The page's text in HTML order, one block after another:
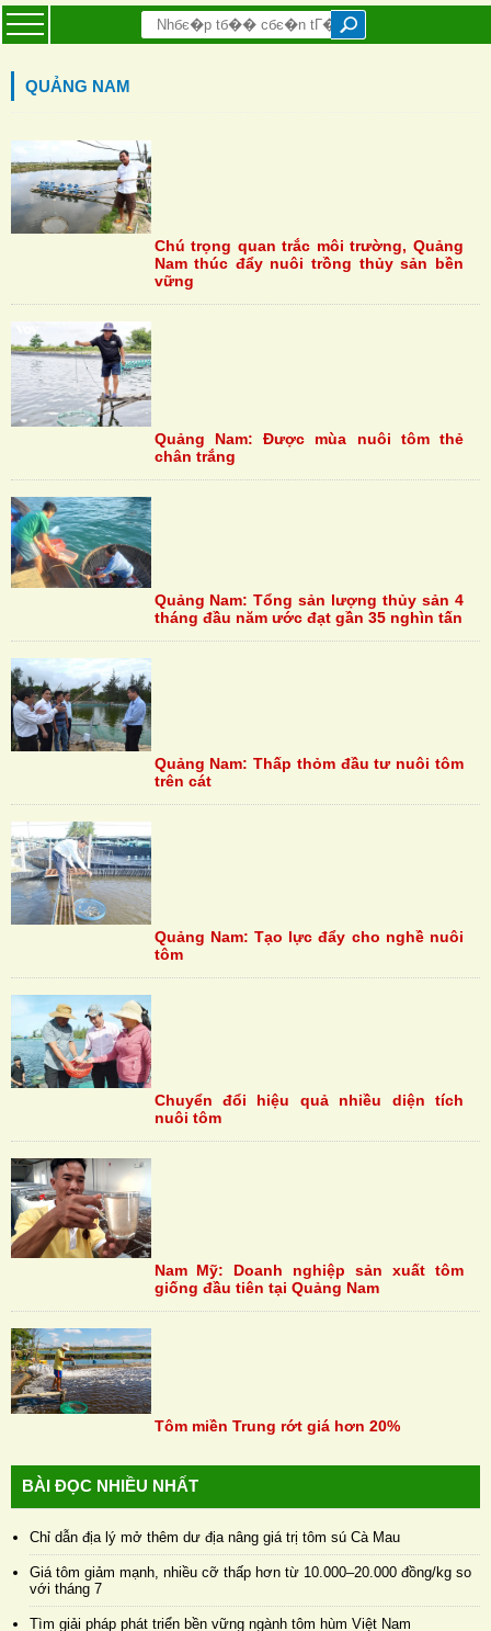
QUẢNG NAM
Chú trọng quan trắc môi trường, Quảng
Nam thúc đẩy nuôi trồng thủy sản bền
vững
Quảng Nam: Được mùa nuôi tôm thẻ
chân trắng
Quảng Nam: Tổng sản lượng thủy sản 4
tháng đầu năm ước đạt gần 35 nghìn tấn
Quảng Nam: Thấp thỏm đầu tư nuôi tôm
trên cát
Quảng Nam: Tạo lực đẩy cho nghề nuôi
tôm
Chuyển đổi hiệu quả nhiều diện tích
nuôi tôm
Nam Mỹ: Doanh nghiệp sản xuất tôm
giống đầu tiên tại Quảng Nam
Tôm miền Trung rớt giá hơn 20%
BÀI ĐỌC NHIỀU NHẤT
Chỉ dẫn địa lý mở thêm dư địa nâng giá trị tôm sú Cà Mau
Giá tôm giảm mạnh, nhiều cỡ thấp hơn từ 10.000–20.000 đồng/kg so
với tháng 7
Tìm giải pháp phát triển bền vững ngành tôm hùm Việt Nam